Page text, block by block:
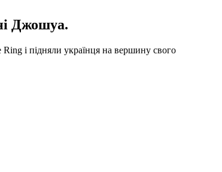
Джошуа.
і підняли українця на вершину свого